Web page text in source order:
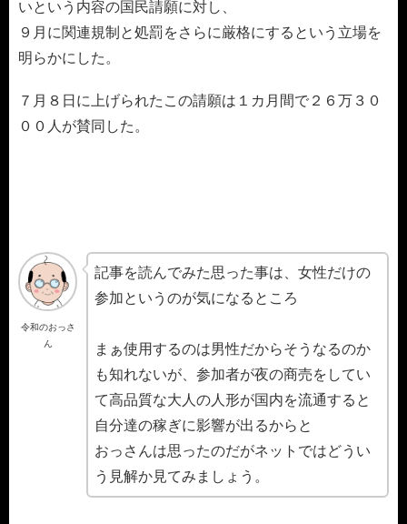
いという内容の国民請願に対し、
９月に関連規制と処罰をさらに厳格にするという立場を
明らかにした。
７月８日に上げられたこの請願は１カ月間で２６万３０
００人が賛同した。
令和のおっさ
ん
記事を読んでみた思った事は、女性だけの
参加というのが気になるところ
まぁ使用するのは男性だからそうなるのか
も知れないが、参加者が夜の商売をしてい
て高品質な大人の人形が国内を流通すると
自分達の稼ぎに影響が出るからと
おっさんは思ったのだがネットではどうい
う見解か見てみましょう。